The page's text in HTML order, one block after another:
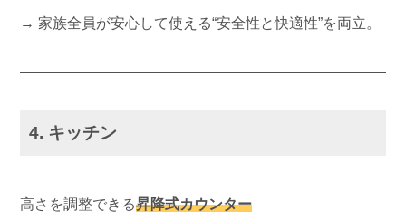
→ 家族全員が安心して使える“安全性と快適性”を両立。
4. キッチン
高さを調整できる昇降式カウンター